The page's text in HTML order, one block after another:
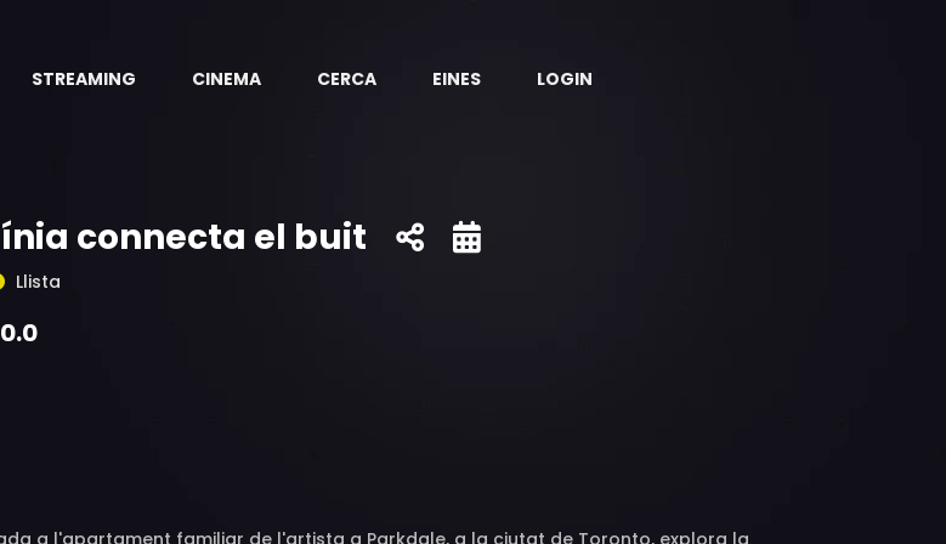
STREAMING CINEMA CERCA EINES LOGIN
connecta el buit
Llista
0.0
a l'apartament familiar de l'artista a Parkdale, a la ciutat de Toronto, explora la